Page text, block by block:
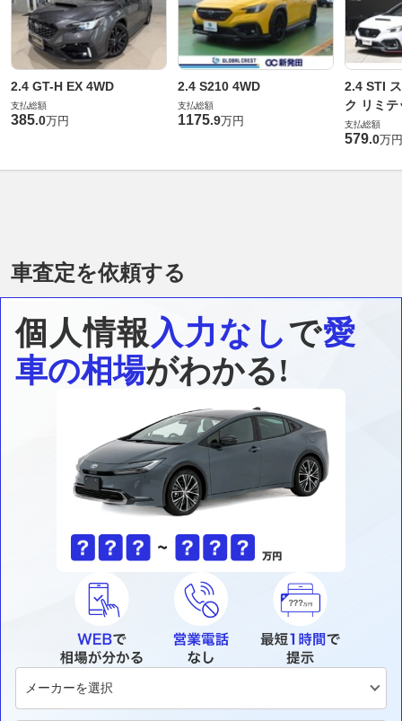
2.4 GT-H EX 4WD
支払総額
385.0万円
2.4 S210 4WD
支払総額
1175.9万円
2.4 STI
ク リミテ
支払総額
579.0万円
車査定を依頼する
個人情報入力なしで愛
車の相場がわかる!